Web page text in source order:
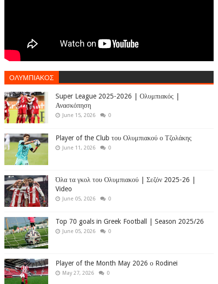
ΟΛΥΜΠΙΑΚΟΣ
Super League 2025-2026 | Ολυμπιακός |
Ανασκόπηση
June 15, 2026 0
Player of the Club του Ολυμπιακού ο Τζολάκης
June 11, 2026 0
Όλα τα γκολ του Ολυμπιακού | Σεζόν 2025-26 |
Video
June 05, 2026 0
Top 70 goals in Greek Football | Season 2025/26
June 05, 2026 0
Player of the Month May 2026 ο Rodinei
May 27, 2026 0